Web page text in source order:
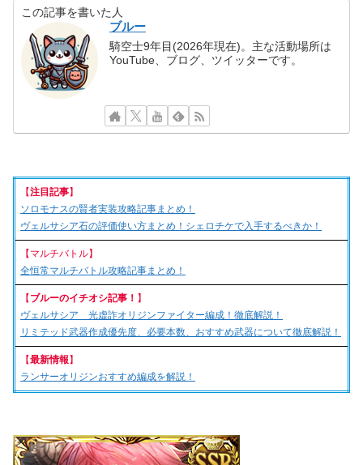
この記事を書いた人
ブルー
騎空士9年目(2026年現在)。主な活動場所は
YouTube、ブログ、ツイッターです。
【注目記事】
ソロモナスの賢者実装攻略記事まとめ！
ヴェルサシア石の評価使い方まとめ！シェロチケで入手するべきか！
【マルチバトル】
全恒常マルチバトル攻略記事まとめ！
【ブルーのイチオシ記事！ 】
ヴェルサシア 光虚詐オリジンファイター編成！徹底解説！
リミテッド武器作成優先度、必要本数、おすすめ武器について徹底解説！
【最新情報】
ランサーオリジンおすすめ編成を解説！